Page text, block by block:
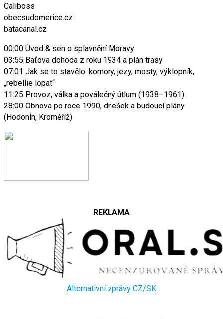
Caliboss
obecsudomerice.cz
batacanal.cz
00:00 Úvod & sen o splavnění Moravy
03:55 Baťova dohoda z roku 1934 a plán trasy
07:01 Jak se to stavělo: komory, jezy, mosty, výklopník,
„rebellie lopat“
11:25 Provoz, válka a poválečný útlum (1938–1961)
28:00 Obnova po roce 1990, dnešek a budoucí plány
(Hodonín, Kroměříž)
REKLAMA
Alternativní zprávy CZ/SK